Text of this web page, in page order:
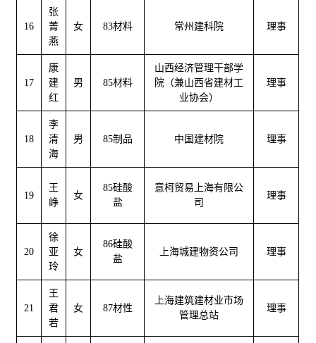
16
张
菁
燕
女 83材料 常州建科院 理事
17
康
建
红
男 85材料
山西经济管理干部学
院（兼山西省建材工
业协会）
理事
18
李
清
海
男 85制品 中国建材院 理事
19
王
峥
女
85硅酸
盐
意柯贸易上海有限公
司
理事
20
徐
亚
玲
女
86硅酸
盐
上海城建物资公司 理事
21
王
君
若
女 87材性
上海建筑建材业市场
管理总站
理事